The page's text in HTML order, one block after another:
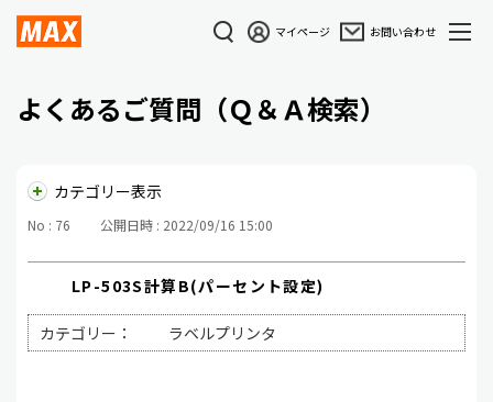
マイページ お問い合わせ
よくあるご質問（Ｑ＆Ａ検索）
カテゴリー表示
No : 76 公開日時 : 2022/09/16 15:00
LP-503S計算B(パーセント設定)
カテゴリー： ラベルプリンタ